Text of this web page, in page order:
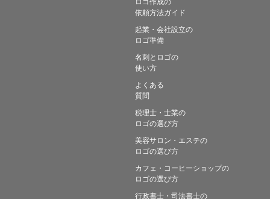
依頼方法ガイド
起業・会社設立の
ロゴ準備
名刺とロゴの
使い方
よくある
質問
税理士・士業の
ロゴの選び方
美容サロン・エステの
ロゴの選び方
カフェ・コーヒーショップの
ロゴの選び方
行政書士・司法書士の